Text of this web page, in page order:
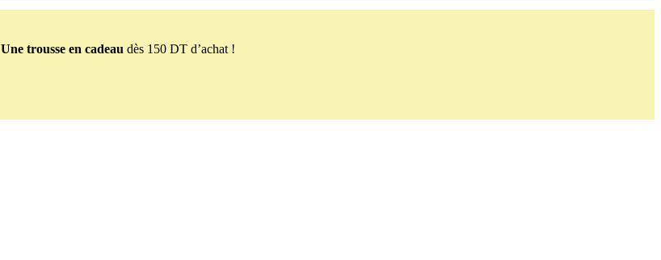
Une trousse en cadeau dès 150 DT d’achat !